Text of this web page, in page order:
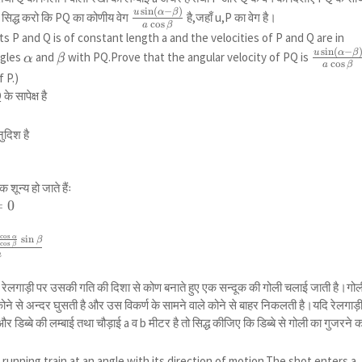
2
\\ =-
u
2
2
-a^2
^2
+2 a^2 u v
a b u^2
\cos
^2
\alpha
2 u v a^2
v^2-2
-2 u^2 a b
\cos
^2 \alpha
करो कि PQ का कोणीय वेग \frac{u
\sin
(\alpha-
\beta)}
a cos β
u sin(α−β) है,जहाँ u,P का वेग है।
P and Q is of constant length a and the velocities of P and Q are in
\alpha
α and \beta
β with PQ.Prove that the angular velocity of PQ is \frac{u
\sin
a cos β
u sin(α−β)
P.)
सापेक्ष है
है
हो जाते हैंः
0
cos β
cos α sin β
पर उसकी गति की दिशा से कोण बनाते हुए एक सन्दूक की गोली चलाई जाती
से अन्दर घुसती है और उस विकर्ण के सामने वाले कोने से बाहर निकलती है।यदि
की लम्बाई तथा चौड़ाई a व b मीटर है तो सिद्ध कीजिए कि डिब्बे से गोली का गुजरने